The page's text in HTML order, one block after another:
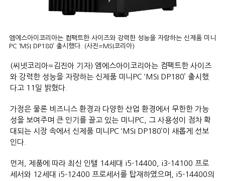
엠에스아이코리아는 컴팩트한 사이즈와 강력한 성능을 자랑하는 신제품 미니
PC ‘MSI DP180’ 출시했다. (사진=MSI코리아)
(씨넷코리아=김진아 기자) 엠에스아이코리아는 컴팩트한 사이즈
와 강력한 성능을 자랑하는 신제품 미니PC ‘MSI DP180’ 출시했
다고 11일 밝혔다.
가정은 물론 비즈니스 환경과 다양한 산업 환경에서 무한한 가능
성을 보여주며 큰 인기를 끌고 있는 미니PC, 그 사용성이 점차 확
대되는 시장 속에서 신제품 미니PC ‘MSI DP180’이 새롭게 선보
인다.
먼저, 제품에 따라 최신 인텔 14세대 i5-14400, i3-14100 프로
세서와 12세대 i5-12400 프로세서를 탑재하였으며, i5-14400의